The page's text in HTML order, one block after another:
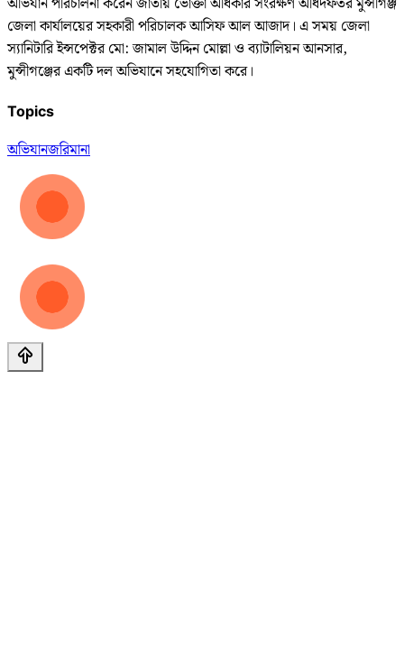
জেলা কার্যালয়ের সহকারী পরিচালক আসিফ আল আজাদ। এ সময় জেলা
স্যানিটারি ইন্সপেক্টর মো: জামাল উদ্দিন মোল্লা ও ব্যাটালিয়ন আনসার,
মুন্সীগঞ্জের একটি দল অভিযানে সহযোগিতা করে।
Topics
অভিযানজরিমানা